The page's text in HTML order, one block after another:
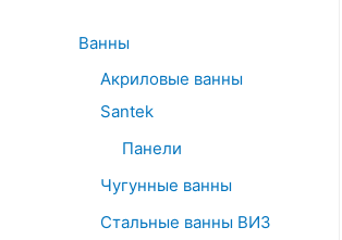
Ванны
Акриловые ванны
Santek
Панели
Чугунные ванны
Стальные ванны ВИЗ